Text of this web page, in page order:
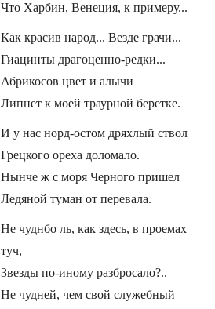
Что Харбин, Венеция, к примеру...
Как красив народ... Везде грачи...
Гиацинты драгоценно-редки...
Абрикосов цвет и алычи
Липнет к моей траурной беретке.
И у нас норд-остом дряхлый ствол
Грецкого ореха доломало.
Нынче ж с моря Черного пришел
Ледяной туман от перевала.
Не чуднбо ль, как здесь, в проемах
туч,
Звезды по-иному разбросало?..
Не чудней, чем свой служебный